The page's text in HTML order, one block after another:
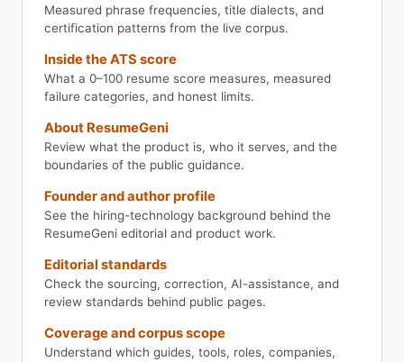
Measured phrase frequencies, title dialects, and
certification patterns from the live corpus.
Inside the ATS score
What a 0–100 resume score measures, measured
failure categories, and honest limits.
About ResumeGeni
Review what the product is, who it serves, and the
boundaries of the public guidance.
Founder and author profile
See the hiring-technology background behind the
ResumeGeni editorial and product work.
Editorial standards
Check the sourcing, correction, AI-assistance, and
review standards behind public pages.
Coverage and corpus scope
Understand which guides, tools, roles, companies,